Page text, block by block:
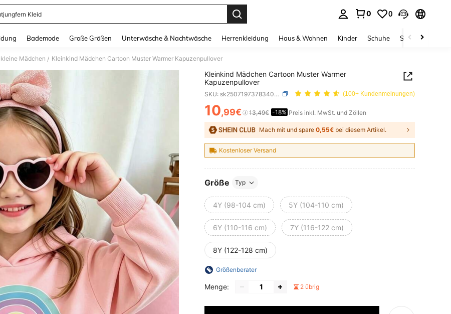
Kleid
0 0
Bademode Große Größen Unterwäsche & Nachtwäsche Herrenkleidung Haus & Wohnen Kinder Schuhe Schmuck &
Mädchen / Kleinkind Mädchen Cartoon Muster Warmer Kapuzenpullover
Kleinkind Mädchen Cartoon Muster Warmer
Kapuzenpullover
SKU: sk25071973783402477 (100+ Kundenmeinungen)
PRICE AND AVAILABILITY
10,99€ 13,49€ -18% Preis inkl. MwSt. und Zöllen
Mach mit und spare 0,55€ bei diesem Artikel.
Kostenloser Versand
Größe Typ
4Y (98-104 cm) 5Y (104-110 cm)
6Y (110-116 cm) 7Y (116-122 cm)
8Y (122-128 cm)
Größenberater
Menge: 2 übrig